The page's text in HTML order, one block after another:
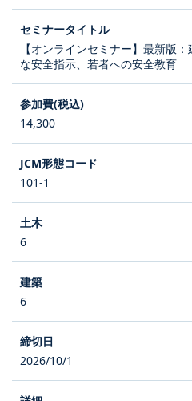
【オンラインセミナー】最新版
な安全指示、若者への安全教育
14,300
101-1
6
6
2026/10/1